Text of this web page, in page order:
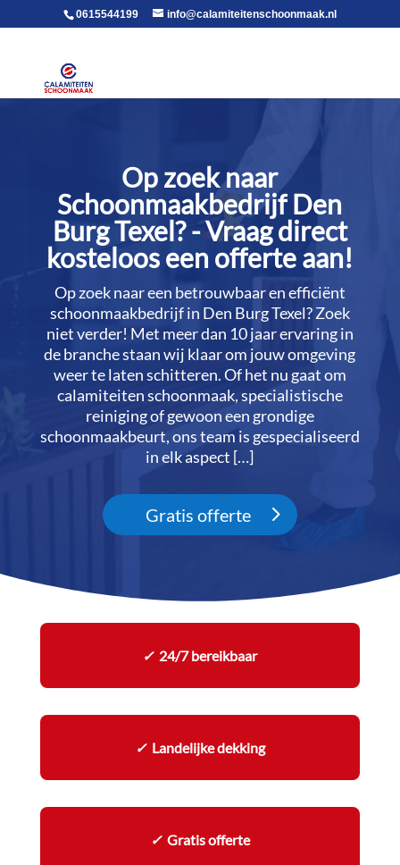
voor in de body0615544199 info@calamiteitenschoonmaak.nl
Op zoek naar
Schoonmaakbedrijf Den
Burg Texel? - Vraag direct
kosteloos een offerte aan!
Op zoek naar een betrouwbaar en efficiënt
schoonmaakbedrijf in Den Burg Texel? Zoek
niet verder! Met meer dan 10 jaar ervaring in
de branche staan wij klaar om jouw omgeving
weer te laten schitteren.​ Of het nu gaat om
calamiteiten schoonmaak, specialistische
reiniging of gewoon een grondige
schoonmaakbeurt, ons team is gespecialiseerd
in elk aspect […]
Gratis offerte
✓24/7 bereikbaar
✓ Landelijke dekking
✓Gratis offerte